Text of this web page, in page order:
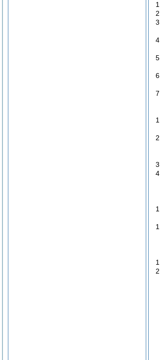
1
2
3
4
5
6
7
1
2
3
4
1
1
1
2